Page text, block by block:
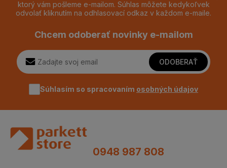
ktorý vám pošleme e-mailom. Súhlas môžete kedykoľvek
odvolať kliknutím na odhlasovací odkaz v každom e-maile.
Chcem odoberať novinky e-mailom
ODOBERAŤ
Súhlasím so spracovaním osobných údajov
0948 987 808